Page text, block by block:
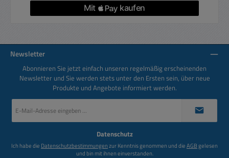
Newsletter
Abonnieren Sie jetzt einfach unseren regelmäßig erscheinenden
Newsletter und Sie werden stets unter den Ersten sein, über neue
Produkte und Angebote informiert werden.
Mail-
Datenschutz
Ich habe die Datenschutzbestimmungenzur Kenntnis genommen und dieAGBgelesen
und bin mit ihnen einverstanden.